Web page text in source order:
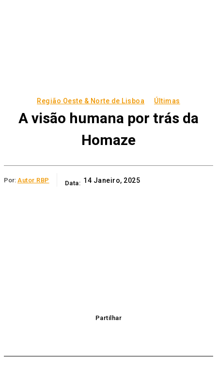
Região Oeste & Norte de Lisboa Últimas
A visão humana por trás da
Homaze
Por: Autor RBP Data: 14 Janeiro, 2025
Partilhar